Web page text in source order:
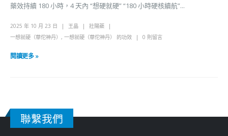
藥效持續 180 小時，4 天內 “想硬就硬” “180 小時硬核續航”...
2025 年 10 月 23 日 王晶
壯陽藥
一想就硬（華佗神丹） , 一想就硬（華佗神丹） 的功效 0 則留言
閱讀更多 »
聯繫我們